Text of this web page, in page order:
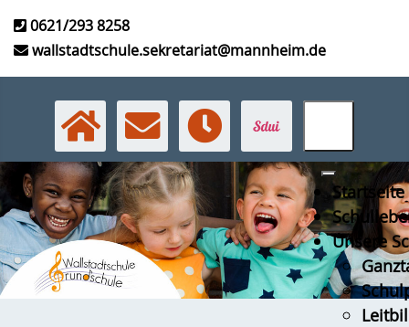
0621/293 8258
wallstadtschule.sekretariat@mannheim.de
Startseite
Unsere